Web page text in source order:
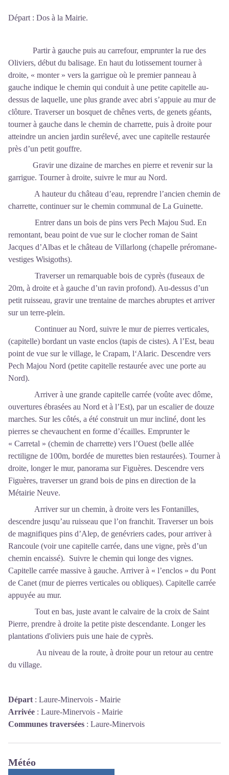
Départ : Dos à la Mairie.
Partir à gauche puis au carrefour, emprunter la rue des
Oliviers, début du balisage. En haut du lotissement tourner à
droite, « monter » vers la garrigue où le premier panneau à
gauche indique le chemin qui conduit à une petite capitelle au-
dessus de laquelle, une plus grande avec abri s’appuie au mur de
clôture. Traverser un bosquet de chênes verts, de genets géants,
tourner à gauche dans le chemin de charrette, puis à droite pour
atteindre un ancien jardin surélevé, avec une capitelle restaurée
près d’un petit gouffre.
Gravir une dizaine de marches en pierre et revenir sur la
garrigue. Tourner à droite, suivre le mur au Nord.
A hauteur du château d’eau, reprendre l’ancien chemin de
charrette, continuer sur le chemin communal de La Guinette.
Entrer dans un bois de pins vers Pech Majou Sud. En
remontant, beau point de vue sur le clocher roman de Saint
Jacques d’Albas et le château de Villarlong (chapelle préromane-
vestiges Wisigoths).
Traverser un remarquable bois de cyprès (fuseaux de
20m, à droite et à gauche d’un ravin profond). Au-dessus d’un
petit ruisseau, gravir une trentaine de marches abruptes et arriver
sur un terre-plein.
Continuer au Nord, suivre le mur de pierres verticales,
(capitelle) bordant un vaste enclos (tapis de cistes). A l’Est, beau
point de vue sur le village, le Crapam, l‘Alaric. Descendre vers
Pech Majou Nord (petite capitelle restaurée avec une porte au
Nord).
Arriver à une grande capitelle carrée (voûte avec dôme,
ouvertures ébrasées au Nord et à l’Est), par un escalier de douze
marches. Sur les côtés, a été construit un mur incliné, dont les
pierres se chevauchent en forme d’écailles. Emprunter le
« Carretal » (chemin de charrette) vers l’Ouest (belle allée
rectiligne de 100m, bordée de murettes bien restaurées). Tourner à
droite, longer le mur, panorama sur Figuères. Descendre vers
Figuères, traverser un grand bois de pins en direction de la
Métairie Neuve.
Arriver sur un chemin, à droite vers les Fontanilles,
descendre jusqu’au ruisseau que l’on franchit. Traverser un bois
de magnifiques pins d’Alep, de genévriers cades, pour arriver à
Rancoule (voir une capitelle carrée, dans une vigne, près d’un
chemin encaissé). Suivre le chemin qui longe des vignes.
Capitelle carrée massive à gauche. Arriver à « l’enclos » du Pont
de Canet (mur de pierres verticales ou obliques). Capitelle carrée
appuyée au mur.
Tout en bas, juste avant le calvaire de la croix de Saint
Pierre, prendre à droite la petite piste descendante. Longer les
plantations d'oliviers puis une haie de cyprès.
Au niveau de la route, à droite pour un retour au centre
du village.
Départ : Laure-Minervois - Mairie
Arrivée : Laure-Minervois - Mairie
Communes traversées : Laure-Minervois
Météo